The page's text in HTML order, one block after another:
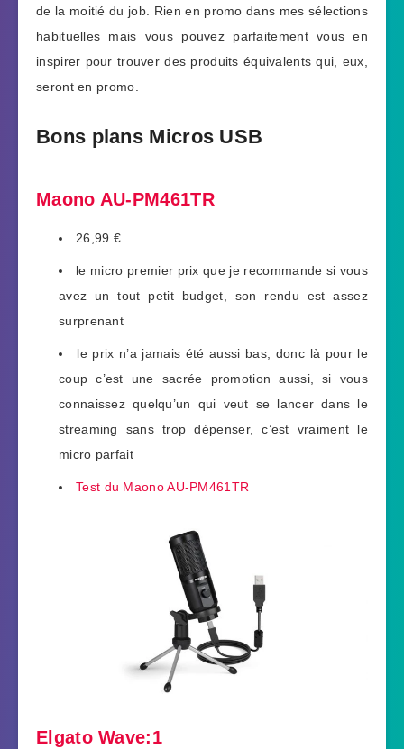
de la moitié du job. Rien en promo dans mes sélections
habituelles mais vous pouvez parfaitement vous en
inspirer pour trouver des produits équivalents qui, eux,
seront en promo.
Bons plans Micros USB
Maono AU-PM461TR
26,99 €
le micro premier prix que je recommande si vous
avez un tout petit budget, son rendu est assez
surprenant
le prix n’a jamais été aussi bas, donc là pour le
coup c’est une sacrée promotion aussi, si vous
connaissez quelqu’un qui veut se lancer dans le
streaming sans trop dépenser, c’est vraiment le
micro parfait
Test du Maono AU-PM461TR
Elgato Wave:1